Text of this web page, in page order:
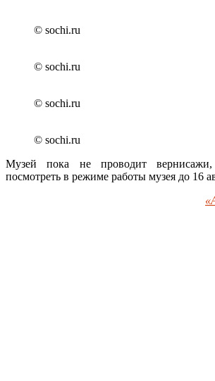
© sochi.ru
© sochi.ru
© sochi.ru
© sochi.ru
Музей пока не проводит
посмотреть в режиме работы музея до 16